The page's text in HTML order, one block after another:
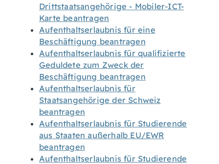
Drittstaatsangehörige - Mobiler-ICT-
Karte beantragen
Aufenthaltserlaubnis für eine
Beschäftigung beantragen
Aufenthaltserlaubnis für qualifizierte
Geduldete zum Zweck der
Beschäftigung beantragen
Aufenthaltserlaubnis für
Staatsangehörige der Schweiz
beantragen
Aufenthaltserlaubnis für Studierende
aus Staaten außerhalb EU/EWR
beantragen
Aufenthaltserlaubnis für Studierende